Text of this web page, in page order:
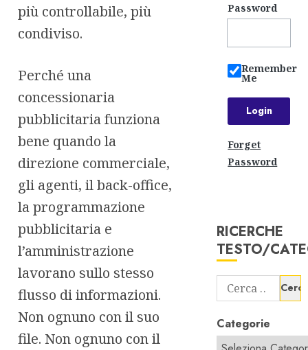
più controllabile, più
condiviso.
Perché una
concessionaria
pubblicitaria funziona
bene quando la
direzione commerciale,
gli agenti, il back-office,
la programmazione
pubblicitaria e
l’amministrazione
lavorano sullo stesso
flusso di informazioni.
Non ognuno con il suo
file. Non ognuno con il
Password
Remember
Me
Forget
Password
RICERCHE
TESTO/
Ricerca
per:
Categorie